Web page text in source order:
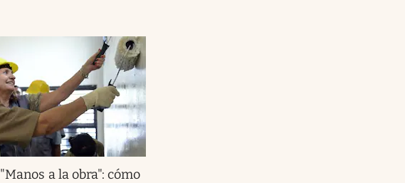
"Manos a la obra": cómo